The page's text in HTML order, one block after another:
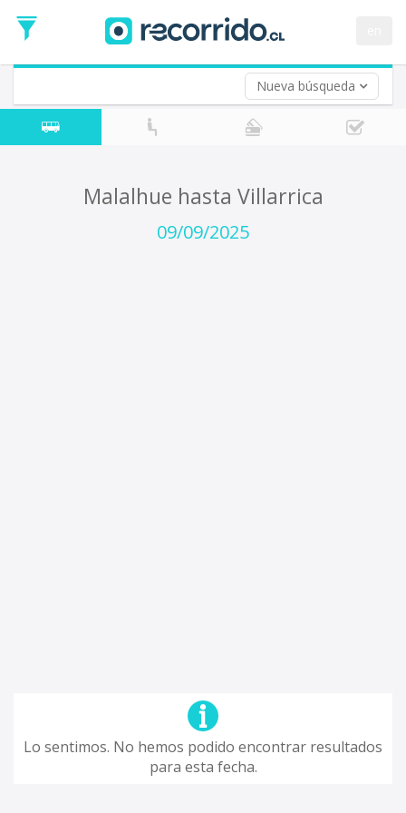
Nueva búsqueda
de
Ida
Vuelta (opcional)
Fecha
de
Malalhue hasta Villarrica
09/09/2025
Lo sentimos. No hemos podido encontrar resultados
para esta fecha.